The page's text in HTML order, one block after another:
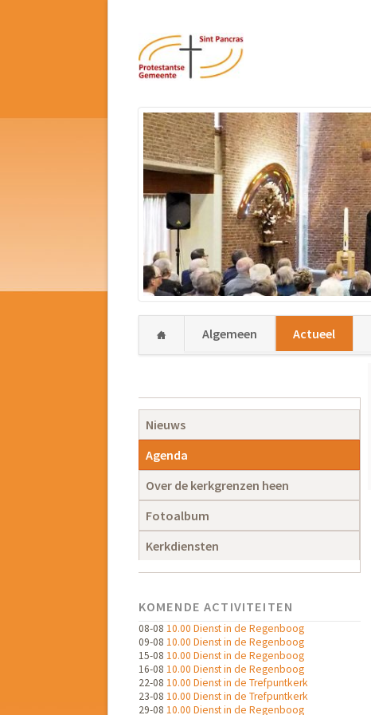
NavigatieAlgemeen Actueel
Navigatie
overslaan
Nieuws
Agenda
Over de kerkgrenzen heen
Fotoalbum
Kerkdiensten
KOMENDE ACTIVITEITEN
08-08 10.00 Dienst in de Regenboog
09-08 10.00 Dienst in de Regenboog
15-08 10.00 Dienst in de Regenboog
16-08 10.00 Dienst in de Regenboog
22-08 10.00 Dienst in de Trefpuntkerk
23-08 10.00 Dienst in de Trefpuntkerk
29-08 10.00 Dienst in de Regenboog